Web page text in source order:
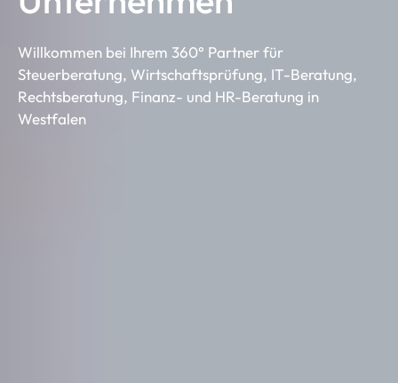
Willkommen bei Ihrem 360° Partner für
Steuerberatung, Wirtschaftsprüfung, IT-Beratung,
Rechtsberatung, Finanz- und HR-Beratung in
Westfalen